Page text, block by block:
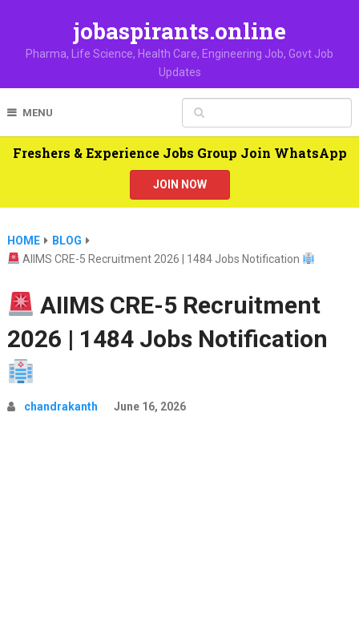
jobaspirants.online
Pharma, Life Science, Health Care, Engineering Job, Govt Job
Updates
MENU
Freshers & Experience Jobs Group Join WhatsApp
JOIN NOW
HOME
BLOG
AIIMS CRE-5 Recruitment 2026 | 1484 Jobs Notification
AIIMS CRE-5 Recruitment
2026 | 1484 Jobs Notification
chandrakanth June 16, 2026